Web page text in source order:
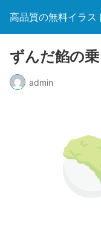
高品質の無料イラス
ずんだ餡の
admin